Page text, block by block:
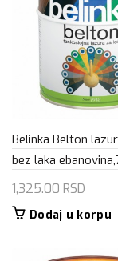
Belinka Belton
bez laka
1,325.00 RSD
Dodaj u korpu